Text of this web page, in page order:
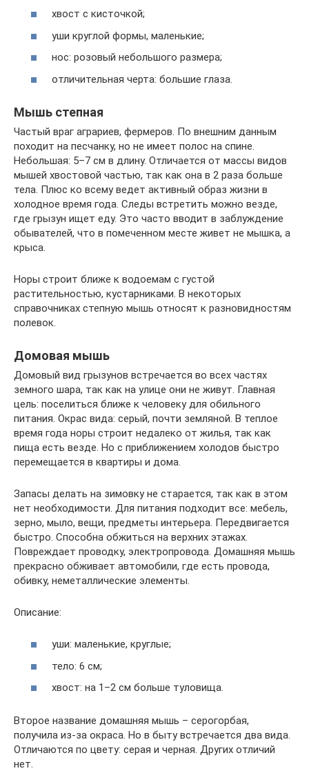
хвост с кисточкой;
уши круглой формы, маленькие;
нос: розовый небольшого размера;
отличительная черта: большие глаза.
Мышь степная
Частый враг аграриев, фермеров. По внешним данным
походит на песчанку, но не имеет полос на спине.
Небольшая: 5–7 см в длину. Отличается от массы видов
мышей хвостовой частью, так как она в 2 раза больше
тела. Плюс ко всему ведет активный образ жизни в
холодное время года. Следы встретить можно везде,
где грызун ищет еду. Это часто вводит в заблуждение
обывателей, что в помеченном месте живет не мышка, а
крыса.
Норы строит ближе к водоемам с густой
растительностью, кустарниками. В некоторых
справочниках степную мышь относят к разновидностям
полевок.
Домовая мышь
Домовый вид грызунов встречается во всех частях
земного шара, так как на улице они не живут. Главная
цель: поселиться ближе к человеку для обильного
питания. Окрас вида: серый, почти земляной. В теплое
время года норы строит недалеко от жилья, так как
пища есть везде. Но с приближением холодов быстро
перемещается в квартиры и дома.
Запасы делать на зимовку не старается, так как в этом
нет необходимости. Для питания подходит все: мебель,
зерно, мыло, вещи, предметы интерьера. Передвигается
быстро. Способна обжиться на верхних этажах.
Повреждает проводку, электропровода. Домашняя мышь
прекрасно обживает автомобили, где есть провода,
обивку, неметаллические элементы.
Описание:
уши: маленькие, круглые;
тело: 6 см;
хвост: на 1–2 см больше туловища.
Второе название домашняя мышь – серогорбая,
получила из-за окраса. Но в быту встречается два вида.
Отличаются по цвету: серая и черная. Других отличий
нет.